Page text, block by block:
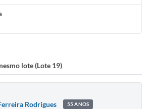
lote (Lote 19)
Rodrigues 55 ANOS